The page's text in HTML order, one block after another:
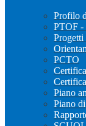
Profilo
PTOF -
PCTO
Piano
Piano